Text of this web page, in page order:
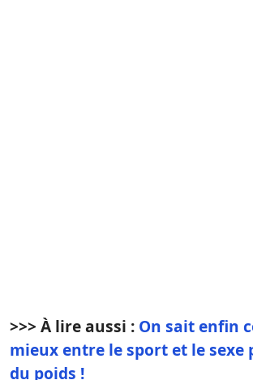
>>> À lire aussi : On sait enfin
mieux entre le sport et le sexe
du poids !